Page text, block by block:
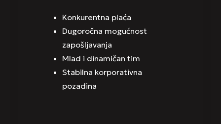
Konkurentna plaća
Dugoročna mogućnost
zapošljavanja
Mlad i dinamičan tim
Stabilna korporativna
pozadina